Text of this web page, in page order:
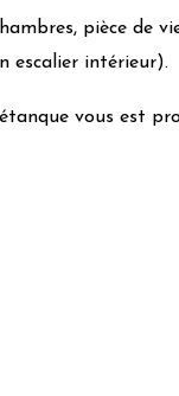
pièce de
escalier intérieur).
vous est